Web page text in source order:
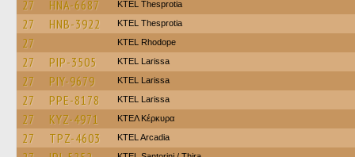
27 HNA-6687 KTEL Thesprotia
27 HNB-3922 KTEL Thesprotia
27 KTEL Rhodope
27 PIP-3505 KTEL Larissa
27 PIY-9679 KTEL Larissa
27 PPE-8178 KTEL Larissa
27 KYZ-4971 ΚΤΕΛ Κέρκυρα
27 TPZ-4603 KTEL Arcadia